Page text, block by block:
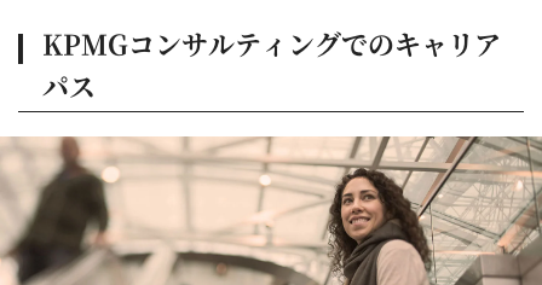
KPMGコンサルティングでのキャリア
パス